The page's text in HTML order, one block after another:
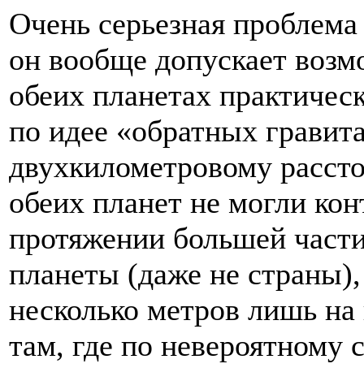
Очень серьезная
он вообще допускает
обеих планетах
по идее «обратных
двухкилометровому
обеих планет не могли
протяжении большей
планеты (даже не
несколько метров лишь
там, где по невероятному